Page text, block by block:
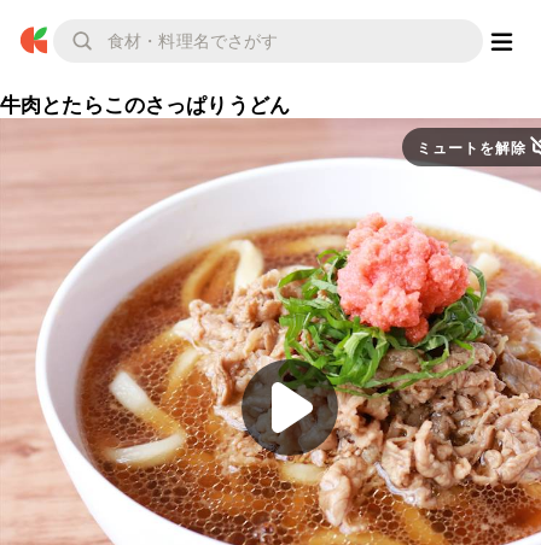
牛肉とたらこのさっぱりうどん
ミュートを解除